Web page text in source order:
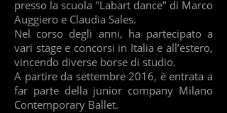
presso la scuola "Labart dance" di Marco
Auggiero e Claudia Sales.
Nel corso degli anni, ha partecipato a
vari stage e concorsi in Italia e all’estero,
vincendo diverse borse di studio.
A partire da settembre 2016, è entrata a
far parte della junior company Milano
Contemporary Ballet.